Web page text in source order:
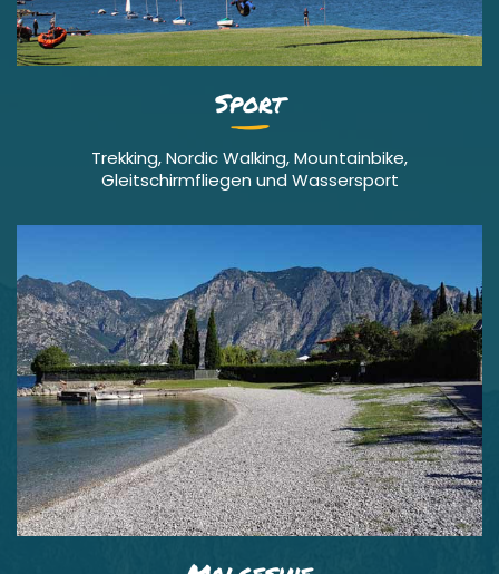
Sport
Trekking, Nordic Walking, Mountainbike,
Gleitschirmfliegen und Wassersport